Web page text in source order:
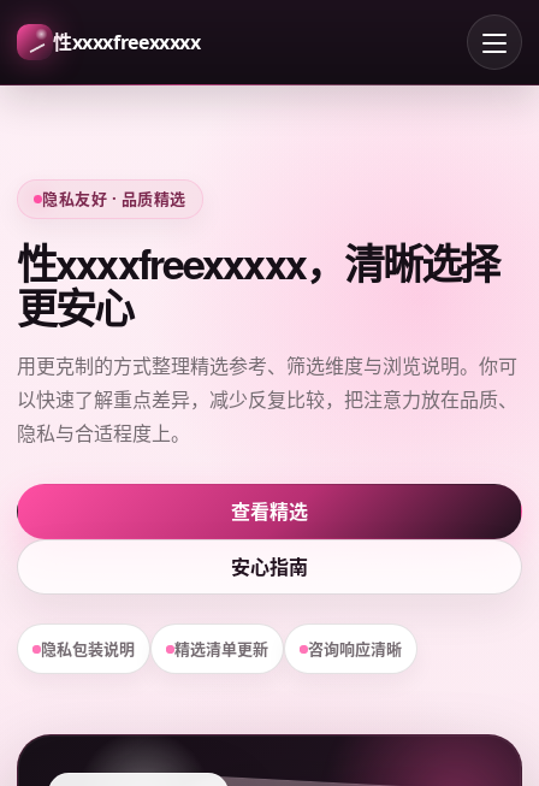
性xxxxfreexxxxx
隐私友好 · 品质精选
性xxxxfreexxxxx，清晰选择
更安心
用更克制的方式整理精选参考、筛选维度与浏览说明。你可
以快速了解重点差异，减少反复比较，把注意力放在品质、
隐私与合适程度上。
查看精选
安心指南
隐私包装说明 精选清单更新 咨询响应清晰